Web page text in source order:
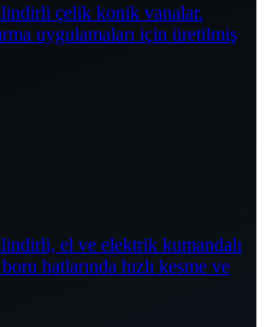
çelik konik vanalar.
uygulamaları için üretilmiş
el ve elektrik kumandalı
hatlarında hızlı kesme ve